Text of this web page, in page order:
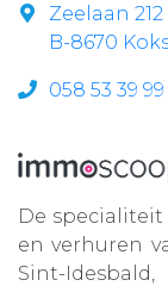
Zeelaan 212
B-8670
058 53 39 99
De
en verhuren
Sint-